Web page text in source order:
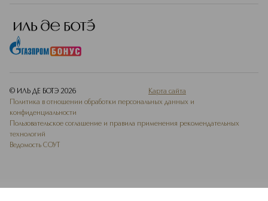
© ИЛЬ ДЕ БОТЭ 2026
Карта сайта
Политика в отношении обработки персональных данных и
конфиденциальности
Пользовательское соглашение и правила применения рекомендательных
технологий
Ведомость СОУТ